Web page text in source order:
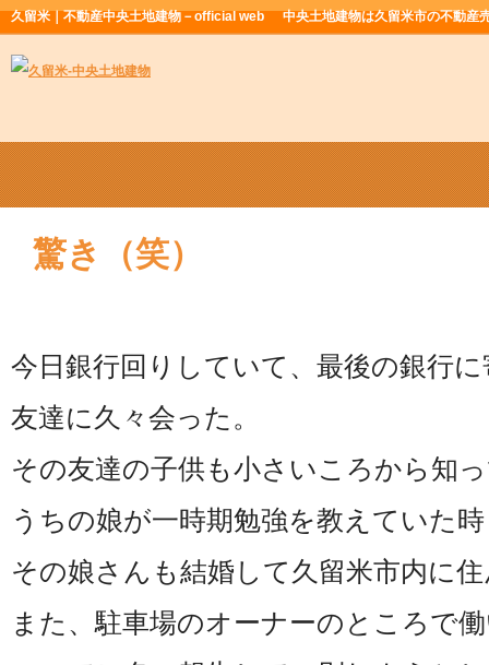
久留米｜不動産中央土地建物－official web 中央土地建物は久留米市の不動産
驚き（笑）
今日銀行回りしていて、最後の銀行
友達に久々会った。
その友達の子供も小さいころから知
うちの娘が一時期勉強を教えていた
その娘さんも結婚して久留米市内に
また、駐車場のオーナーのところで